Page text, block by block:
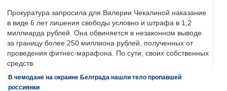
Прокуратура запросила для Валерии Чекалиной наказание
в виде 6 лет лишения свободы условно и штрафа в 1,2
миллиарда рублей. Она обвиняется в незаконном выводе
за границу более 250 миллиона рублей, полученных от
проведения фитнес-марафона. По сути, своих собственных
средств.
В чемодане на окраине Белграда нашли тело пропавшей
россиянки